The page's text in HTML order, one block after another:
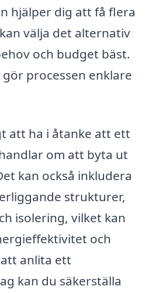
hjälper dig att få flera
välja det alternativ
och budget bäst.
processen enklare
att ha i åtanke att ett
om att byta ut
kan också inkludera
strukturer,
isolering, vilket kan
och
anlita ett
kan du säkerställa